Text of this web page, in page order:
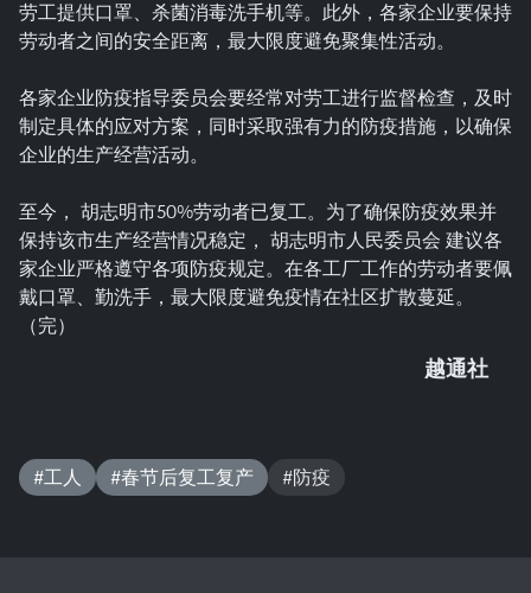
劳工提供口罩、杀菌消毒洗手机等。此外，各家企业要保持
劳动者之间的安全距离，最大限度避免聚集性活动。
各家企业防疫指导委员会要经常对劳工进行监督检查，及时
制定具体的应对方案，同时采取强有力的防疫措施，以确保
企业的生产经营活动。
至今， 胡志明市50%劳动者已复工。为了确保防疫效果并
保持该市生产经营情况稳定， 胡志明市人民委员会 建议各
家企业严格遵守各项防疫规定。在各工厂工作的劳动者要佩
戴口罩、勤洗手，最大限度避免疫情在社区扩散蔓延。
（完）
越通社
#工人 #春节后复工复产 #防疫